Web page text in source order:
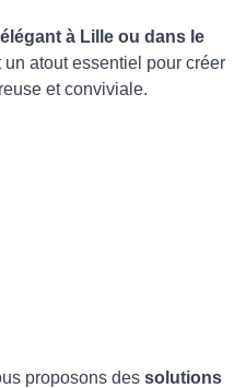
à Lille ou dans le
atout essentiel pour créer
et conviviale.
proposons des solutions